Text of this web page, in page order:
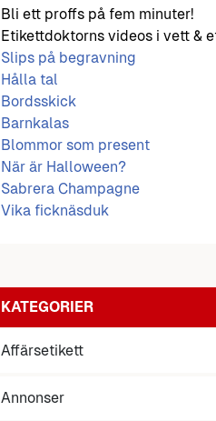
Bli ett proffs på fem minuter!
Etikettdoktorns videos i vett &
Slips på begravning
Hålla tal
Bordsskick
Barnkalas
Blommor som present
När är Halloween?
Sabrera Champagne
Vika ficknäsduk
KATEGORIER
Affärsetikett
Annonser